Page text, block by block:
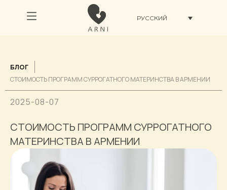
РУССКИЙ
БЛОГ
СТОИМОСТЬ ПРОГРАММ СУРРОГАТНОГО МАТЕРИНСТВА В АРМЕНИИ
2025-08-07
СТОИМОСТЬ ПРОГРАММ СУРРОГАТНОГО
МАТЕРИНСТВА В АРМЕНИИ